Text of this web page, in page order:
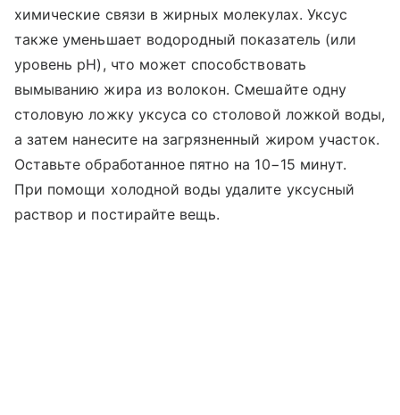
химические связи в жирных молекулах. Уксус
также уменьшает водородный показатель (или
уровень pH), что может способствовать
вымыванию жира из волокон. Смешайте одну
столовую ложку уксуса со столовой ложкой воды,
а затем нанесите на загрязненный жиром участок.
Оставьте обработанное пятно на 10−15 минут.
При помощи холодной воды удалите уксусный
раствор и постирайте вещь.